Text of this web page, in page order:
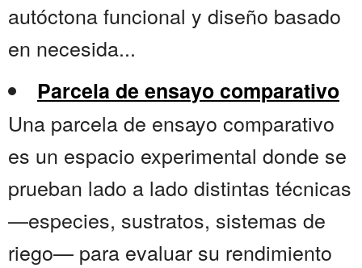
autóctona funcional y diseño basado
en necesida...
Parcela de ensayo comparativo
Una parcela de ensayo comparativo
es un espacio experimental donde se
prueban lado a lado distintas técnicas
—especies, sustratos, sistemas de
riego— para evaluar su rendimiento